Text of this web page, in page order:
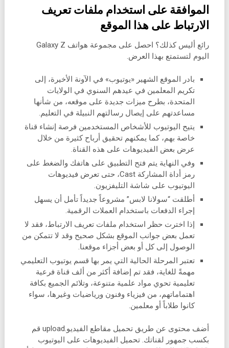
الموافقة على استخدام ملفات تعريف
الارتباط على هذا الموقع
رائع أليس كذلك؟ احصل على مجموعة هواتف Galaxy Z
اليوم لتستمتع بهذا العرض.
بادر الموقع الشهير «يوتيوب» في الآونة الأخيرة، إلى
تكريم المعلمين في عيدهم السنوي في الولايات
المتحدة، بطرح ميزات جديدة على موقعه، من شأنها
مساعدتهم على إيصال رسالتهم النبيلة في التعليم.
يتيح اليوتيوب للأشخاص المستخدمين فرصة إنشاء قناة
خاصة بهم، كما يمكنهم تحقيق أرباح كثيرة من خلال
عرض بعض الفيديوهات على هذه القناة.
وفي النهاية يتم فتح التطبيق على هاتفك والضغط على
رمز أداة المشاركة Cast، حتى تعرض فيديوهات
اليوتيوب على شاشة التليفزيون.
أطلقت “سولانا لابس” مشروعاً جديداً تأمل أن يسهل
إجراء الدفعات باستخدام العملات الرقمية.
إذا اخترت حظر استخدام ملفات تعريف الارتباط، فقد لا
تعمل بعض جوانب الموقع بشكل صحيح وقد لا تتمكن من
الوصول إلى كل أو بعض أجزاء موقعنا.
تعتبر المرحلة الحالية التي يمر بها قسم يوتيوب التعليمي
مهمةً للغاية، فقد تم إضافة أكثر من ألف قناة فرعية
تعليمية تحوي مواد علمية متنوعة، وتلائم الجميع بكافة
اهتماماتهم، من فيزياء وفنون ورياضيات وغيرها، سواء
كانوا طلاباً أو معلمين.
أضف محتوى عن طريق تحميل مقاطع الفيديو.upload قم
بكسب جمهور لقناتك. تحميل الفيديوهات على اليوتيوب